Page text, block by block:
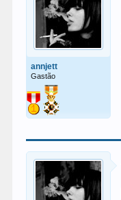
annjett
Gastão